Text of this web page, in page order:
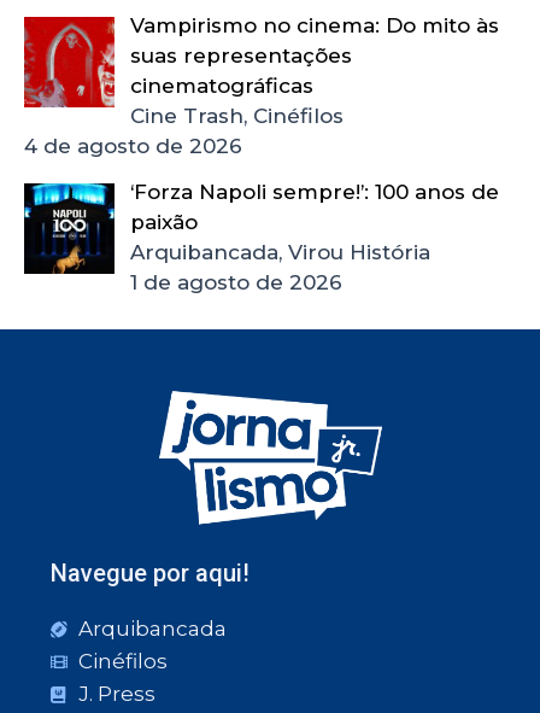
Vampirismo no cinema: Do mito às
suas representações
cinematográficas
Cine Trash, Cinéfilos
4 de agosto de 2026
‘Forza Napoli sempre!’: 100 anos de
paixão
Arquibancada, Virou História
1 de agosto de 2026
Navegue por aqui!
Arquibancada
Cinéfilos
J. Press